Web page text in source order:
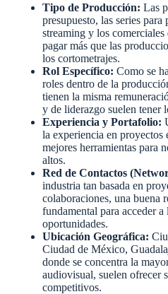
Tipo de Producción: Las
presupuesto, las series para
streaming y los
pagar más que las
los cortometrajes.
Rol Específico: Como se
roles dentro de la
tienen la misma
y de liderazgo suelen tener
Experiencia y Portafolio:
la experiencia en proyectos
mejores herramientas para
altos.
Red de Contactos
industria tan basada en
colaboraciones, una buena
fundamental para acceder a
oportunidades.
Ubicación Geográfica:
Ciudad de México,
donde se concentra la
audiovisual, suelen ofrecer
competitivos.